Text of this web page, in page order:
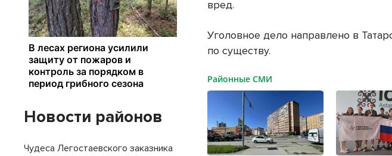
вред.
Уголовное дело направлено в
по существу.
Районные СМИ
Новости районов
Чудеса Легостаевского заказника